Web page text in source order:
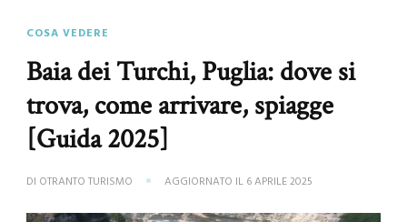
COSA VEDERE
Baia dei Turchi, Puglia: dove si
trova, come arrivare, spiagge
[Guida 2025]
DI OTRANTO TURISMO AGGIORNATO IL 6 APRILE 2025